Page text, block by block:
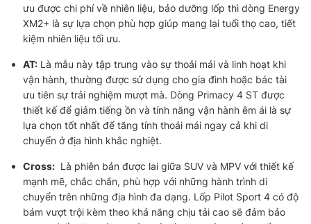
ưu được chi phí về nhiên liệu, bảo dưỡng lốp thì dòng Energy
XM2+ là sự lựa chọn phù hợp giúp mang lại tuổi thọ cao, tiết
kiệm nhiên liệu tối ưu.
AT: Là mẫu này tập trung vào sự thoải mái và linh hoạt khi
vận hành, thường được sử dụng cho gia đình hoặc bác tài
ưu tiên sự trải nghiệm mượt mà. Dòng Primacy 4 ST được
thiết kế để giảm tiếng ồn và tính năng vận hành êm ái là sự
lựa chọn tốt nhất để tăng tính thoải mái ngay cả khi di
chuyển ở địa hình khắc nghiệt.
Cross: Là phiên bản được lai giữa SUV và MPV với thiết kế
mạnh mẽ, chắc chắn, phù hợp với những hành trình di
chuyển trên những địa hình đa dạng. Lốp Pilot Sport 4 có độ
bám vượt trội kèm theo khả năng chịu tải cao sẽ đảm bảo